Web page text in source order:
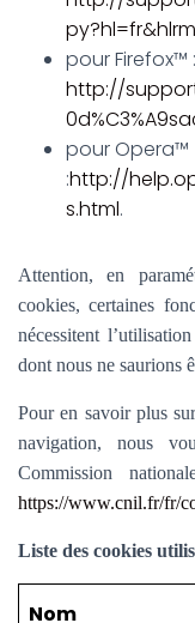
pour Firefox™ :
http://
pour Opera™
:http://
s.html.
Attention, en
cookies, certaines
nécessitent
dont nous ne saurions
Pour en savoir plus
navigation, nous
Commission
https://www.cnil.fr/fr/
Liste des cookies
Nom